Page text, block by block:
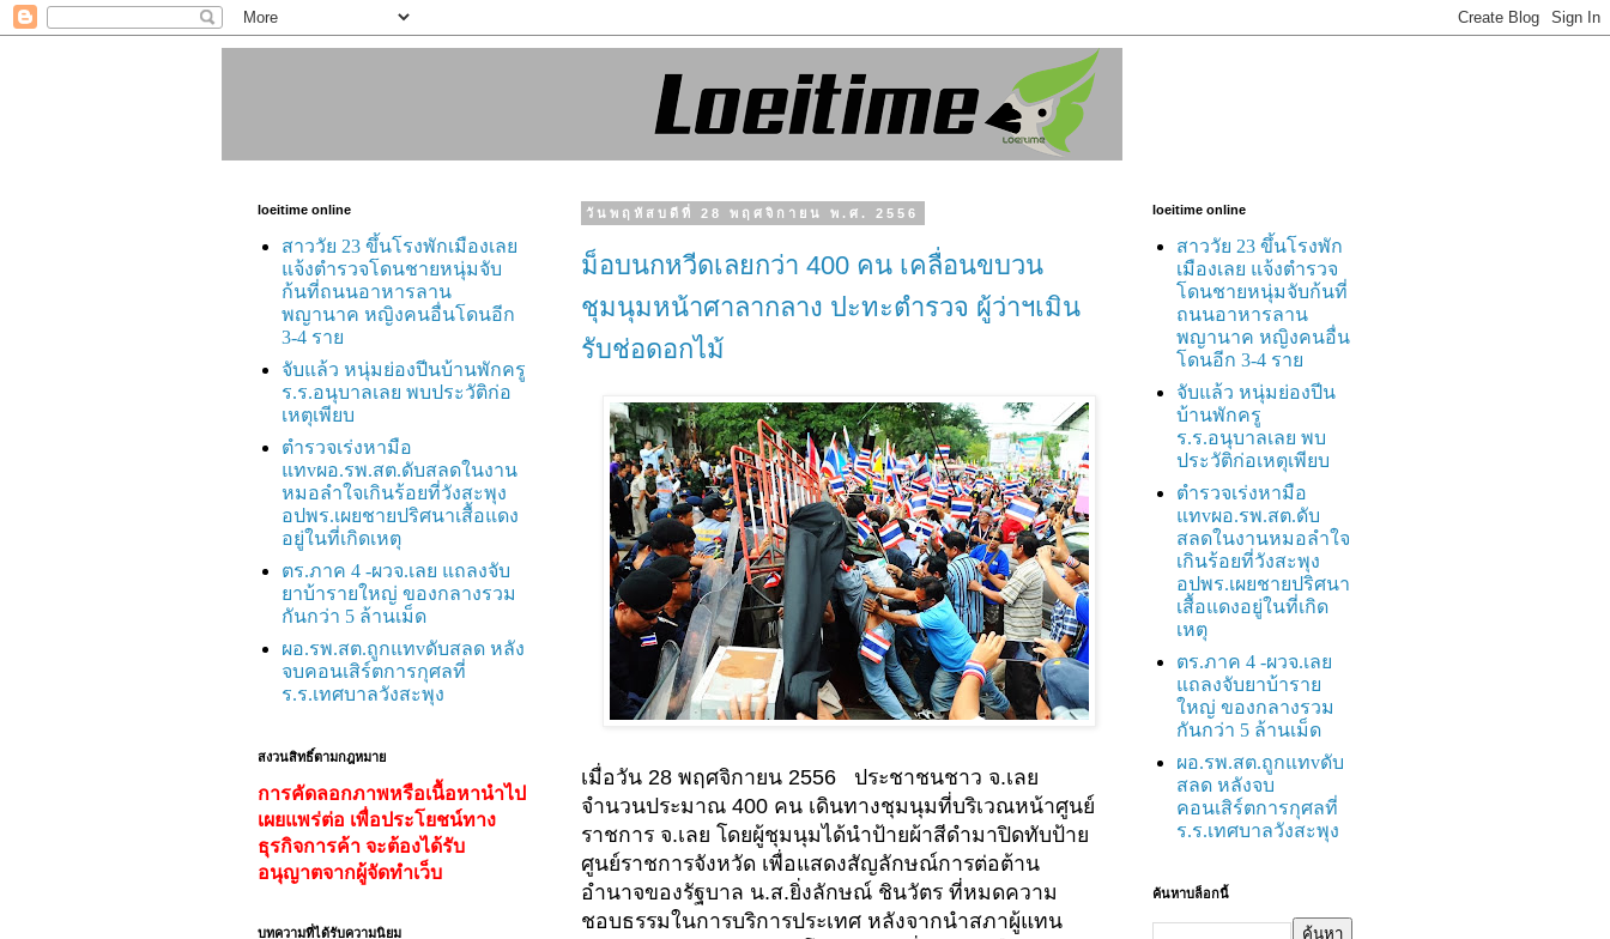
วันพฤหัสบดีที่ 28 พฤศจิกายน พ.ศ. 2556
ม็อบนกหวีดเลยกว่า 400 คน เคลื่อนขบวน
ชุมนุมหน้าศาลากลาง ปะทะตำรวจ ผู้ว่าฯเมิน
รับช่อดอกไม้
เมื่อวัน 28 พฤศจิกายน 2556
ประชาชนชาว จ.เลย
จำนวนประมาณ 400 คน เดินทางชุมนุมที่บริเวณหน้าศูนย์
ราชการ จ.เลย โดยผู้ชุมนุมได้นำป้ายผ้าสีดำมาปิดทับป้าย
ศูนย์ราชการจังหวัด เพื่อแสดงสัญลักษณ์การต่อต้าน
อำนาจของรัฐบาล น.ส.ยิ่งลักษณ์ ชินวัตร ที่หมดความ
ชอบธรรมในการบริการประเทศ หลังจากนำสภาผู้แทน
loeitime online
สาววัย 23 ขึ้นโรงพักเมืองเลย
แจ้งตำรวจโดนชายหนุ่มจับ
ก้นที่ถนนอาหารลาน
พญานาค หญิงคนอื่นโดนอีก
3-4 ราย
จับแล้ว หนุ่มย่องปีนบ้านพักครู
ร.ร.อนุบาลเลย พบประวัติก่อ
เหตุเพียบ
ตำรวจเร่งหามือ
แทvผอ.รพ.สต.ดับสลดในงาน
หมอลำใจเกินร้อยที่วังสะพุง
อปพร.เผยชายปริศนาเสื้อแดง
อยู่ในที่เกิดเหตุ
ตร.ภาค 4 -ผวจ.เลย แถลงจับ
ยาบ้ารายใหญ่ ของกลางรวม
กันกว่า 5 ล้านเม็ด
ผอ.รพ.สต.ถูกแทvดับสลด หลัง
จบคอนเสิร์ตการกุศลที่
ร.ร.เทศบาลวังสะพุง
สงวนสิทธิ์ตามกฎหมาย
การคัดลอกภาพหรือเนื้อหานำไป
เผยแพร่ต่อ เพื่อประโยชน์ทาง
ธุรกิจการค้า จะต้องได้รับ
อนุญาตจากผู้จัดทำเว็บ
บทความที่ได้รับความนิยม
loeitime online
สาววัย 23 ขึ้นโรงพัก
เมืองเลย แจ้งตำรวจ
โดนชายหนุ่มจับก้นที่
ถนนอาหารลาน
พญานาค หญิงคนอื่น
โดนอีก 3-4 ราย
จับแล้ว หนุ่มย่องปีน
บ้านพักครู
ร.ร.อนุบาลเลย พบ
ประวัติก่อเหตุเพียบ
ตำรวจเร่งหามือ
แทvผอ.รพ.สต.ดับ
สลดในงานหมอลำใจ
เกินร้อยที่วังสะพุง
อปพร.เผยชายปริศนา
เสื้อแดงอยู่ในที่เกิด
เหตุ
ตร.ภาค 4 -ผวจ.เลย
แถลงจับยาบ้าราย
ใหญ่ ของกลางรวม
กันกว่า 5 ล้านเม็ด
ผอ.รพ.สต.ถูกแทvดับ
สลด หลังจบ
คอนเสิร์ตการกุศลที่
ร.ร.เทศบาลวังสะพุง
ค้นหาบล็อกนี้